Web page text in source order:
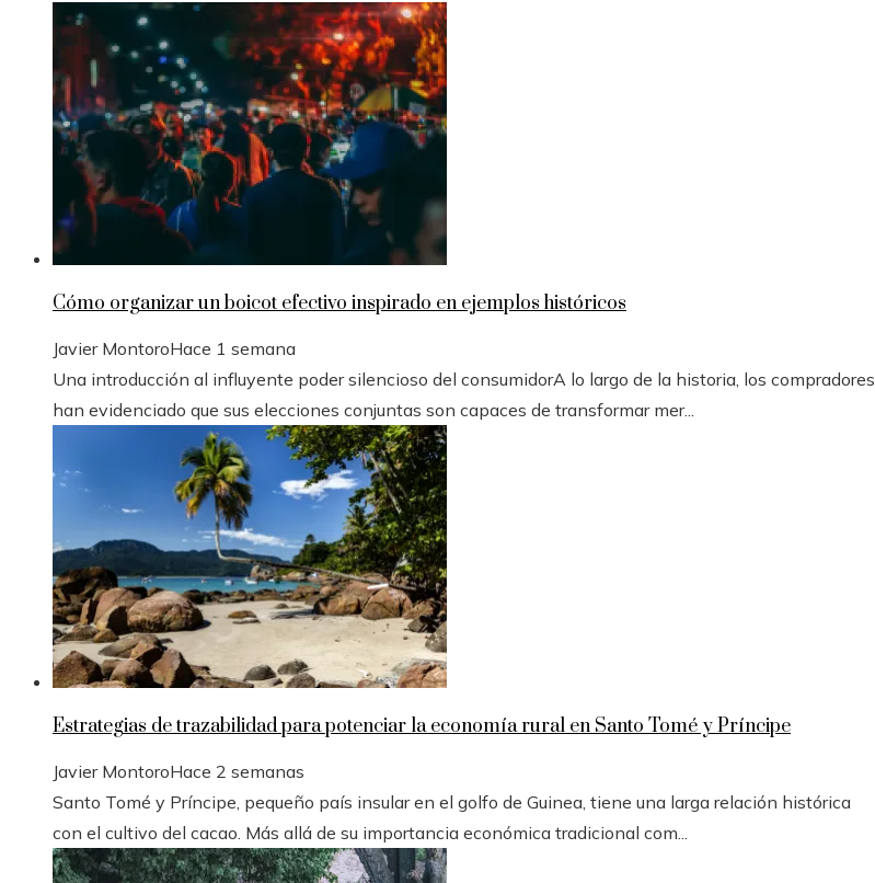
Cómo organizar un boicot efectivo inspirado en ejemplos históricos
Javier MontoroHace 1 semana
Una introducción al influyente poder silencioso del consumidorA lo largo de la historia, los compradores
han evidenciado que sus elecciones conjuntas son capaces de transformar mer...
Estrategias de trazabilidad para potenciar la economía rural en Santo Tomé y Príncipe
Javier MontoroHace 2 semanas
Santo Tomé y Príncipe, pequeño país insular en el golfo de Guinea, tiene una larga relación histórica
con el cultivo del cacao. Más allá de su importancia económica tradicional com...